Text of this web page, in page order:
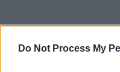
Do Not Process My